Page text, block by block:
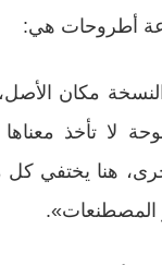
أطروحات هي:
مكان
لا تأخذ معناها
هنا يختفي
المصطنعات».